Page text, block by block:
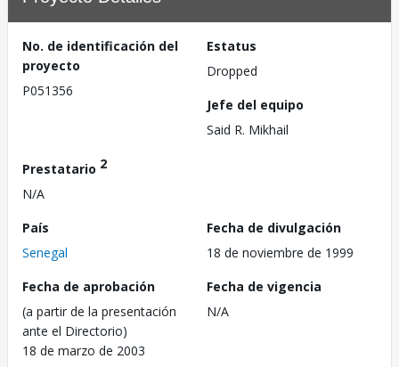
No. de identificación del
proyecto
P051356
Estatus
Dropped
Jefe del equipo
Said R. Mikhail
Prestatario 2
N/A
País
Senegal
Fecha de divulgación
18 de noviembre de 1999
Fecha de aprobación
(a partir de la presentación
ante el Directorio)
18 de marzo de 2003
Fecha de vigencia
N/A